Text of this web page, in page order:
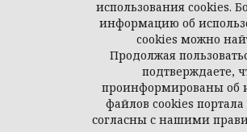
© Социологическая наука и
использования cookies.
информацию об
cookies можно
Продолжая
подтверждаете,
проинформированы об
файлов cookies
согласны с нашими